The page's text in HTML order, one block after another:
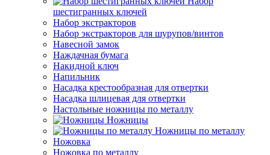
шестигранных ключей
Набор экстракторов
Набор экстракторов для шурупов/винтов
Навесной замок
Наждачная бумага
Накидной ключ
Напильник
Насадка крестообразная для отвертки
Насадка шлицевая для отвертки
Настольные ножницы по металлу
Ножницы
Ножницы по металлу
Ножовка
Ножовка по металлу